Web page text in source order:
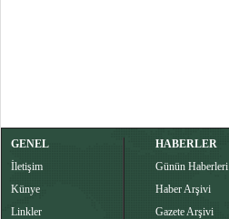
GENEL
İletişim
Künye
Linkler
HABERLER
Günün Haberleri
Haber Arşivi
Gazete Arşivi